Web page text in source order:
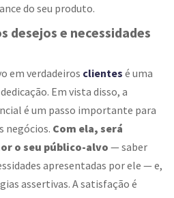
do seu produto.
desejos e necessidades
em verdadeiros clientes é uma
Em vista disso, a
é um passo importante para
negócios. Com ela, será
o seu público-alvo — saber
apresentadas por ele — e,
assertivas. A satisfação é